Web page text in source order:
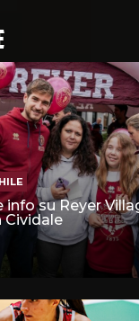
info su Reyer
Cividale